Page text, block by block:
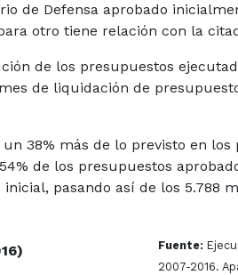
de Defensa aprobado
otro tiene relación con la
de los presupuestos
de liquidación de
38% más de lo previsto en
de los presupuestos
pasando así de los 5.788
Fuente:
2007-2016.